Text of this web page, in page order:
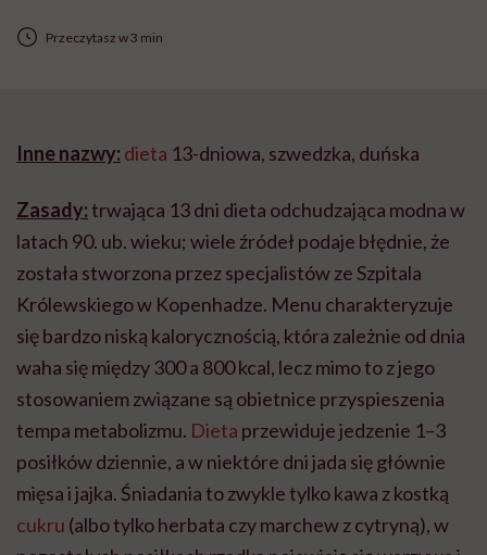
Przeczytasz w 3 min
Inne nazwy: dieta 13-dniowa, szwedzka, duńska
Zasady:trwająca 13 dni dieta odchudzająca modna w
latach 90. ub. wieku; wiele źródeł podaje błędnie, że
została stworzona przez specjalistów ze Szpitala
Królewskiego w Kopenhadze. Menu charakteryzuje
się bardzo niską kalorycznością, która zależnie od dnia
waha się między 300 a 800 kcal, lecz mimo to z jego
stosowaniem związane są obietnice przyspieszenia
tempa metabolizmu. Dieta przewiduje jedzenie 1–3
posiłków dziennie, a w niektóre dni jada się głównie
mięsa i jajka. Śniadania to zwykle tylko kawa z kostką
cukru (albo tylko herbata czy marchew z cytryną), w